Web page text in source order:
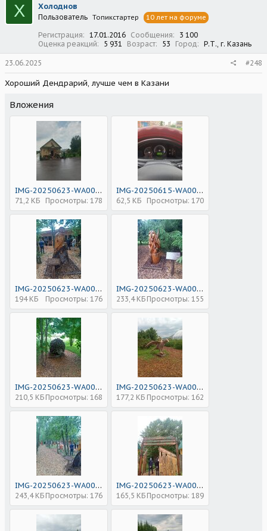
и
и
Х Холоднов
Пользователь Топикстартер 10 лет на форуме
Регистрация 17.01.2016 Сообщения
3 100
Оценка реакций
5 931 Возраст 53 Город Р.Т., г. Казань
23.06.2025 #248
Хороший Дендрарий, лучше чем в Казани
Вложения
IMG-20250623-WA0052.jpg
71,2 КБ Просмотры: 178
IMG-20250615-WA0002.jpg
62,5 КБ Просмотры: 170
IMG-20250623-WA0048.jpg
194 КБ Просмотры: 176
IMG-20250623-WA0037.jpg
233,4 КБ Просмотры: 155
IMG-20250623-WA0028.jpg
210,5 КБ Просмотры: 168
IMG-20250623-WA0026.jpg
177,2 КБ Просмотры: 162
IMG-20250623-WA0049.jpg
243,4 КБ Просмотры: 176
IMG-20250623-WA0050.jpg
165,5 КБ Просмотры: 189